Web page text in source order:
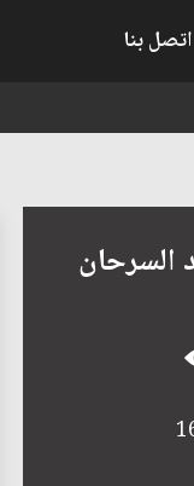
اتصل بنا